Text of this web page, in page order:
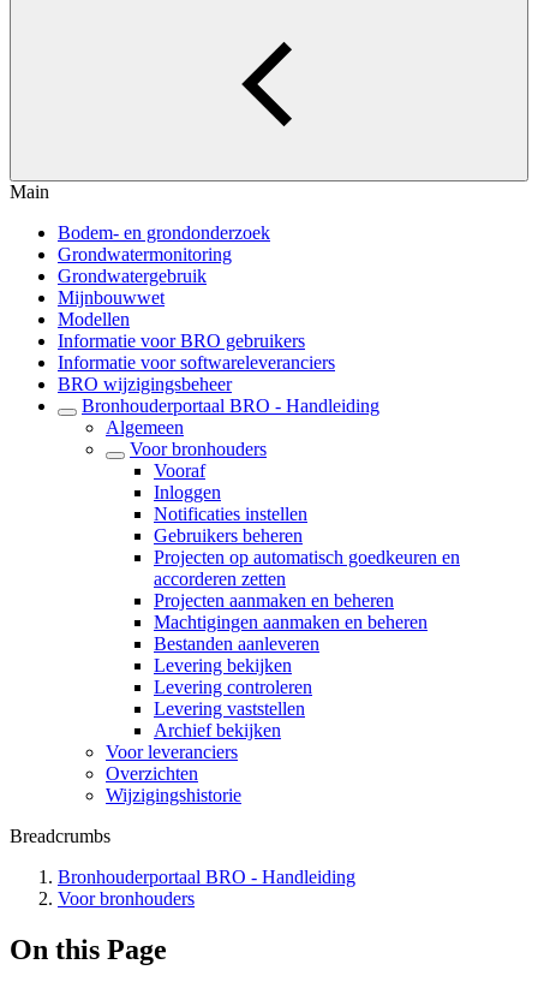
Main
Bodem- en grondonderzoek
Grondwatermonitoring
Grondwatergebruik
Mijnbouwwet
Modellen
Informatie voor BRO gebruikers
Informatie voor softwareleveranciers
BRO wijzigingsbeheer
Bronhouderportaal BRO - Handleiding
Algemeen
Voor bronhouders
Vooraf
Inloggen
Notificaties instellen
Gebruikers beheren
Projecten op automatisch goedkeuren en
accorderen zetten
Projecten aanmaken en beheren
Machtigingen aanmaken en beheren
Bestanden aanleveren
Levering bekijken
Levering controleren
Levering vaststellen
Archief bekijken
Voor leveranciers
Overzichten
Wijzigingshistorie
Breadcrumbs
Bronhouderportaal BRO - Handleiding
Voor bronhouders
On this Page